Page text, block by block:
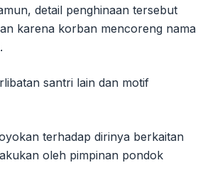
detail penghinaan tersebut
karena korban mencoreng nama
santri lain dan motif
terhadap dirinya berkaitan
oleh pimpinan pondok